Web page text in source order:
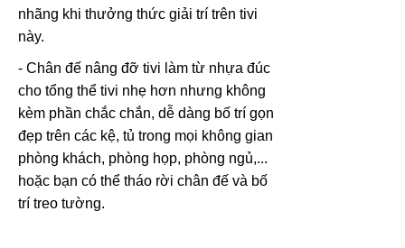
nhãng khi thưởng thức giải trí trên tivi
này.
- Chân đế nâng đỡ tivi làm từ nhựa đúc
cho tổng thể tivi nhẹ hơn nhưng không
kèm phần chắc chắn, dễ dàng bố trí gọn
đẹp trên các kệ, tủ trong mọi không gian
phòng khách, phòng họp, phòng ngủ,...
hoặc bạn có thể tháo rời chân đế và bố
trí treo tường.